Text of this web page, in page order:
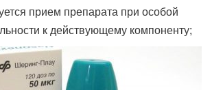
прием препарата при особой
к действующему компоненту;